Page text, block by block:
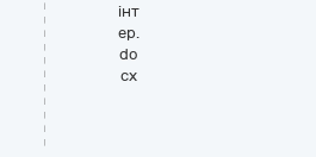
інт
ер.
do
cx